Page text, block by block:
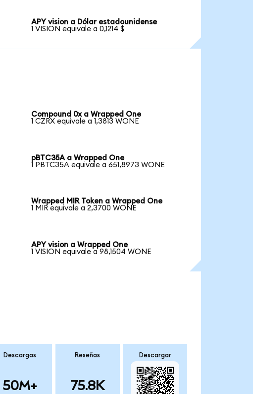
APY vision a Dólar estadounidense
1 VISION equivale a 0,1214 $
Compound 0x a Wrapped One
1 CZRX equivale a 1,3813 WONE
pBTC35A a Wrapped One
1 PBTC35A equivale a 651,8973 WONE
Wrapped MIR Token a Wrapped One
1 MIR equivale a 2,3700 WONE
APY vision a Wrapped One
1 VISION equivale a 98,1504 WONE
Descargas
50M+
Reseñas
75.8K
Descargar